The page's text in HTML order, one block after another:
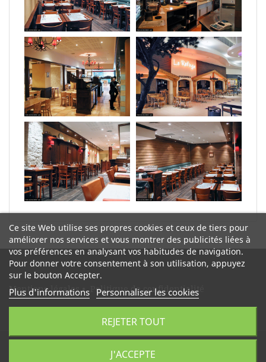
Mentions légales• Politique de confidentialité
Ce site Web utilise ses propres cookies et ceux de tiers pour
améliorer nos services et vous montrer des publicités liées à
vos préférences en analysant vos habitudes de navigation.
Pour donner votre consentement à son utilisation, appuyez
sur le bouton Accepter.
Plus d'informations Personnaliser les cookies
REJETER TOUT
J'ACCEPTE